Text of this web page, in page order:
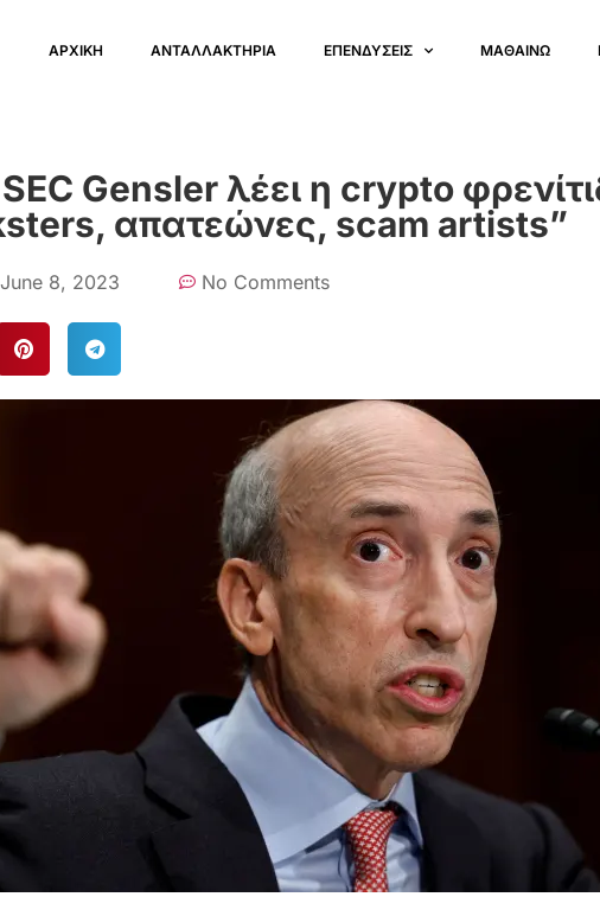
ΑΡΧΙΚΗ ΑΝΤΑΛΛΑΚΤΗΡΙΑ ΕΠΕΝΔΥΣΕΙΣ ΜΑΘΑΙΝΩ
Gensler λέει η crypto
απατεώνες, scam artists”
June 8, 2023 No Comments